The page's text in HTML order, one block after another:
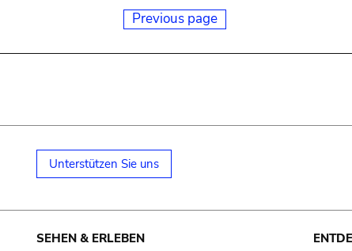
Previous page
Unterstützen Sie uns
SEHEN & ERLEBEN